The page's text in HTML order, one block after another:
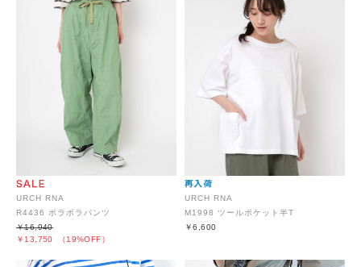
URCH RNA
R4436 ボラボラパンツ
￥13,750 （19%OFF）
￥16,940
URCH RNA
M1998 ツールポケット半T
￥6,600